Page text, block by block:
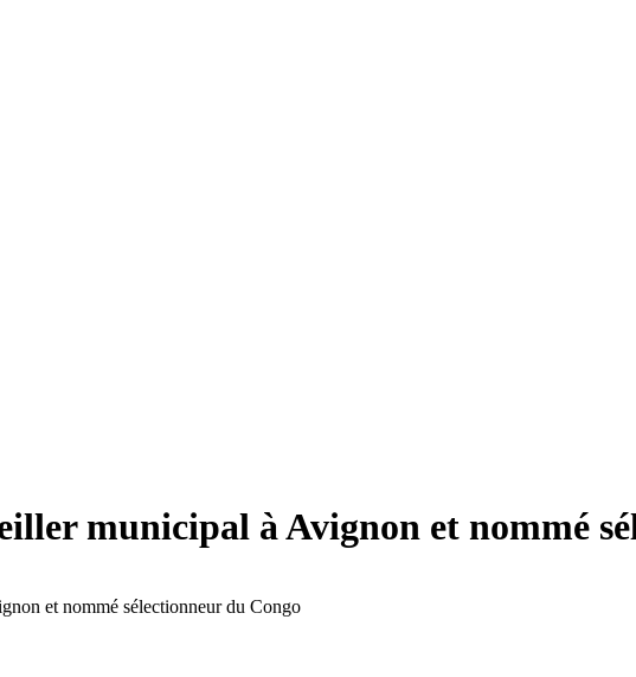
municipal à Avignon et nommé